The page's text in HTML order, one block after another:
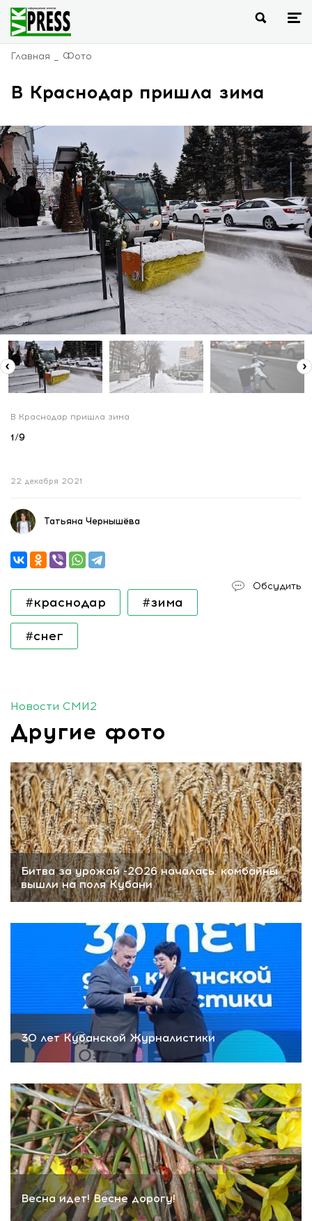
Главная Фото
В Краснодар пришла зима
В Краснодар пришла зима
1/9
22 декабря 2021
Татьяна Чернышёва
Обсудить
#краснодар #зима
#снег
Новости СМИ2
Другие фото
Битва за урожай -2026 началась: комбайны
вышли на поля Кубани
30 лет Кубанской Журналистики
Весна идет! Весне дорогу!